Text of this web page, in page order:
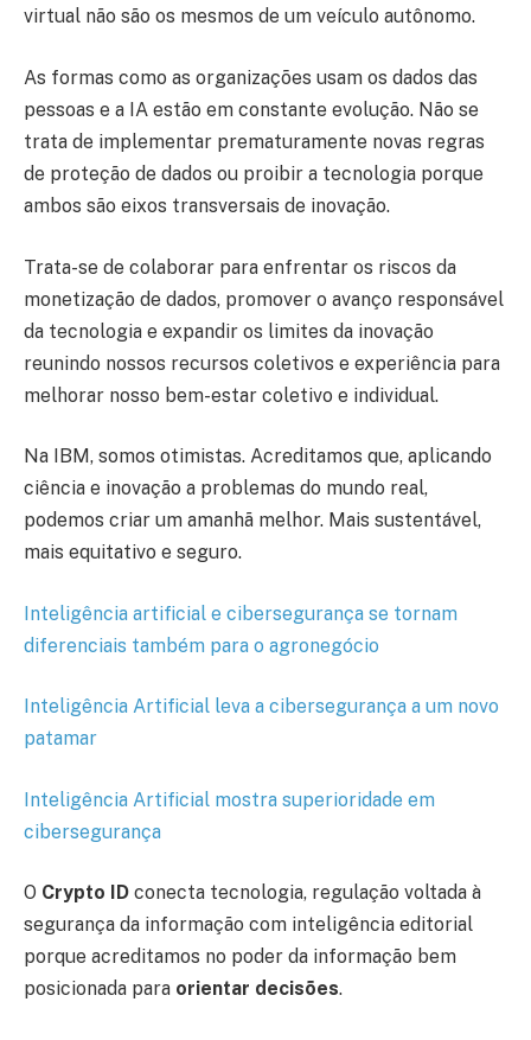
virtual não são os mesmos de um veículo autônomo.
As formas como as organizações usam os dados das
pessoas e a IA estão em constante evolução. Não se
trata de implementar prematuramente novas regras
de proteção de dados ou proibir a tecnologia porque
ambos são eixos transversais de inovação.
Trata-se de colaborar para enfrentar os riscos da
monetização de dados, promover o avanço responsável
da tecnologia e expandir os limites da inovação
reunindo nossos recursos coletivos e experiência para
melhorar nosso bem-estar coletivo e individual.
Na IBM, somos otimistas. Acreditamos que, aplicando
ciência e inovação a problemas do mundo real,
podemos criar um amanhã melhor. Mais sustentável,
mais equitativo e seguro.
Inteligência artificial e cibersegurança se tornam
diferenciais também para o agronegócio
Inteligência Artificial leva a cibersegurança a um novo
patamar
Inteligência Artificial mostra superioridade em
cibersegurança
O Crypto ID conecta tecnologia, regulação voltada à
segurança da informação com inteligência editorial
porque acreditamos no poder da informação bem
posicionada para orientar decisões.